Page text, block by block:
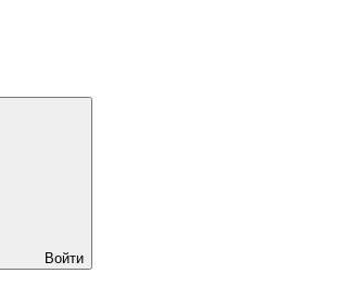
Войти